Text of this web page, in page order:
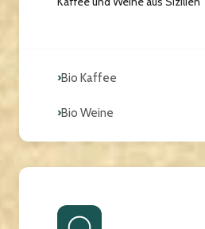
›Bio Kaffee
›Bio Weine